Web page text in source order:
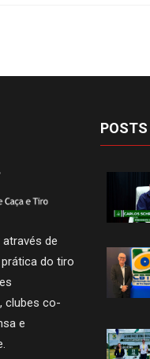
de
do tiro
clubes co-
e
POSTS